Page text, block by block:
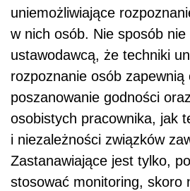
uniemożliwiające
w nich osób. Nie sposób
ustawodawcą, że techniki
rozpoznanie osób zapewnią
poszanowanie godności
osobistych pracownika, jak
i niezależności związków
Zastanawiające jest tylko,
stosować monitoring, skoro